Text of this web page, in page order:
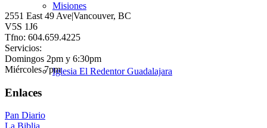
Misiones
Iglesia El Redentor Guadalajara
2551 East 49 Ave|Vancouver, BC
V5S 1J6
Tfno: 604.659.4225
Servicios:
Domingos 2pm y 6:30pm
Miércoles 7pm
Enlaces
Pan Diario